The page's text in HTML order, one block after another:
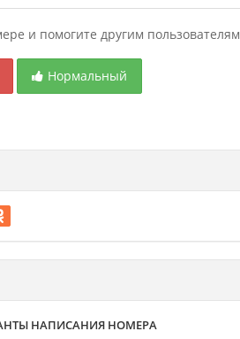
и помогите другим пользователям
Нормальный
НАПИСАНИЯ НОМЕРА